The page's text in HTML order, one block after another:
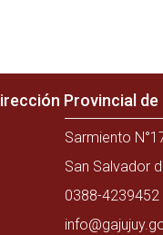
Provincial
Sarmiento
San Salvador
0388-